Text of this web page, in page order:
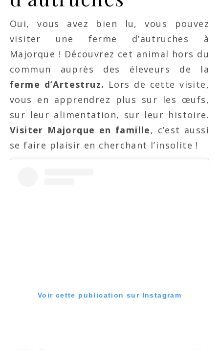
Oui, vous avez bien lu, vous pouvez
visiter une ferme d’autruches à
Majorque ! Découvrez cet animal hors du
commun auprès des éleveurs de la
ferme d’Artestruz. Lors de cette visite,
vous en apprendrez plus sur les œufs,
sur leur alimentation, sur leur histoire.
Visiter Majorque en famille, c’est aussi
se faire plaisir en cherchant l’insolite !
Voir cette publication sur Instagram